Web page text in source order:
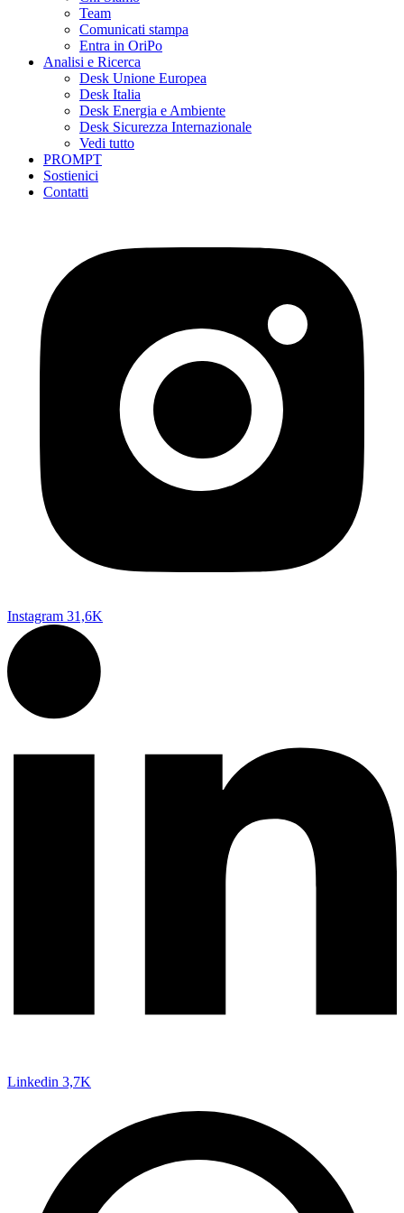
Team
Comunicati stampa
Entra in OriPo
Analisi e Ricerca
Desk Unione Europea
Desk Italia
Desk Energia e Ambiente
Desk Sicurezza Internazionale
Vedi tutto
PROMPT
Sostienici
Contatti
Instagram 31,6K
Linkedin 3,7K